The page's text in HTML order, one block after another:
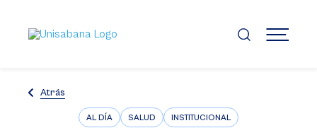
contenido
principal
MENÚ
Atrás
AL DÍA SALUD INSTITUCIONAL